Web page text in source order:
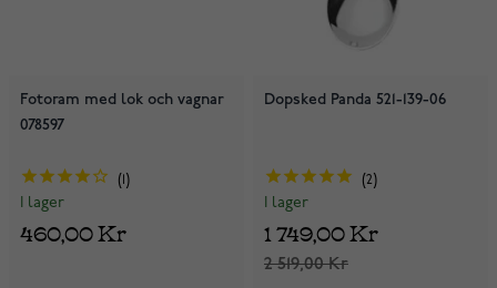
Fotoram med lok och vagnar
078597
I lager
460,00 Kr
Dopsked Panda 521-139-06
2
I lager
2 519,00 Kr
1 749,00 Kr